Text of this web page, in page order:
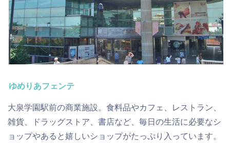
ゆめりあフェンテ
大泉学園駅前の商業施設。食料品やカフェ、レストラン、
雑貨、ドラッグストア、書店など、毎日の生活に必要なシ
ョップやあると嬉しいショップがたっぷり入っています。